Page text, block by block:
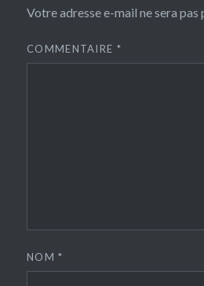
Votre adresse e-mail ne sera pas
COMMENTAIRE *
NOM*